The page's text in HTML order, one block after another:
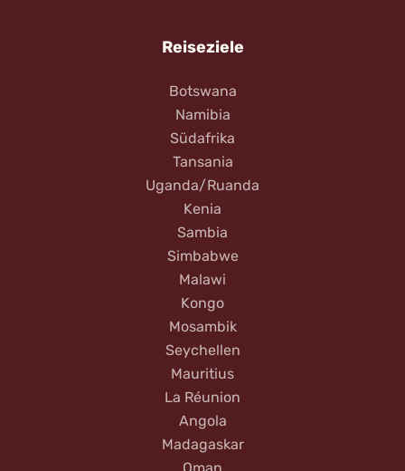
Reiseziele
Botswana
Namibia
Südafrika
Tansania
Uganda/Ruanda
Kenia
Sambia
Simbabwe
Malawi
Kongo
Mosambik
Seychellen
Mauritius
La Réunion
Angola
Madagaskar